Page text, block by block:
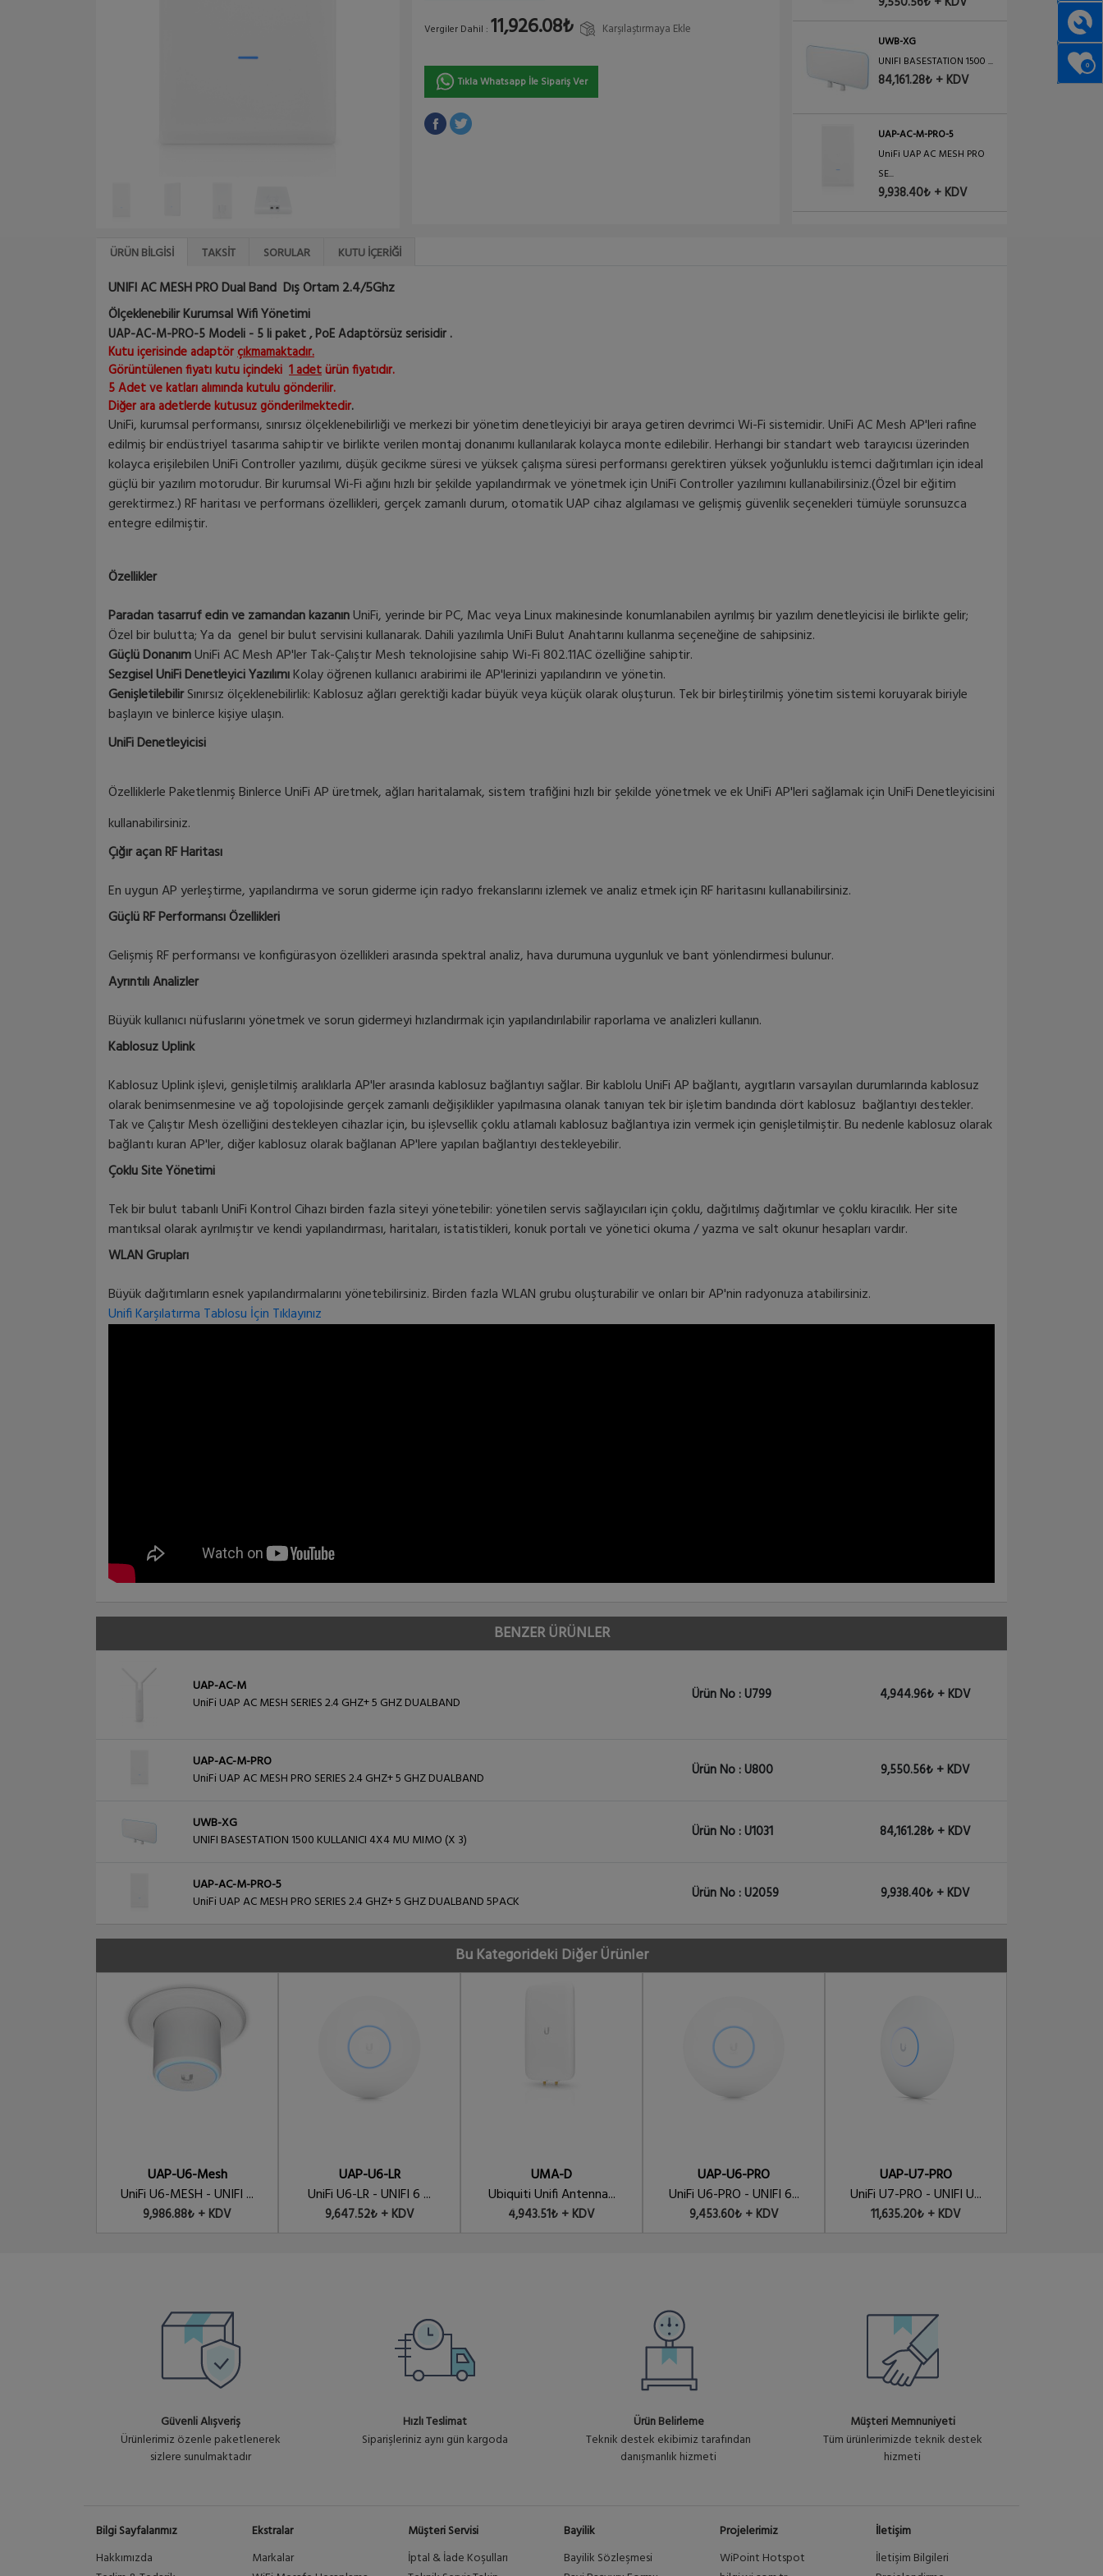
0
Vergiler Dahil : 11,926.08₺ Karşılaştırmaya Ekle
Tıkla Whatsapp İle Sipariş Ver
UWB-XG
UNIFI BASESTATION 1500 ...
84,161.28₺ + KDV
UAP-AC-M-PRO-5
UniFi UAP AC MESH PRO
SE...
9,938.40₺ + KDV
ÜRÜN BILGISI TAKSIT SORULAR KUTU İÇERIĞI
UNIFI AC MESH PRO Dual Band Dış Ortam 2.4/5Ghz
Ölçeklenebilir Kurumsal Wifi Yönetimi
UAP-AC-M-PRO-5 Modeli - 5 li paket , PoE Adaptörsüz serisidir .
Kutu içerisinde adaptörçıkmamaktadır.
Görüntülenen fiyatı kutu içindeki 1 adetürün fiyatıdır.
5 Adet ve katları alımında kutulu gönderilir.
Diğer ara adetlerde kutusuz gönderilmektedir.
UniFi, kurumsal performansı, sınırsız ölçeklenebilirliği ve merkezi bir yönetim denetleyiciyi bir araya getiren devrimci Wi-Fi sistemidir. UniFi AC Mesh AP'leri rafine
edilmiş bir endüstriyel tasarıma sahiptir ve birlikte verilen montaj donanımı kullanılarak kolayca monte edilebilir. Herhangi bir standart web tarayıcısı üzerinden
kolayca erişilebilen UniFi Controller yazılımı, düşük gecikme süresi ve yüksek çalışma süresi performansı gerektiren yüksek yoğunluklu istemci dağıtımları için ideal
güçlü bir yazılım motorudur. Bir kurumsal Wi-Fi ağını hızlı bir şekilde yapılandırmak ve yönetmek için UniFi Controller yazılımını kullanabilirsiniz.(Özel bir eğitim
gerektirmez.) RF haritası ve performans özellikleri, gerçek zamanlı durum, otomatik UAP cihaz algılaması ve gelişmiş güvenlik seçenekleri tümüyle sorunsuzca
entegre edilmiştir.
Özellikler
Paradan tasarruf edin ve zamandan kazanınUniFi, yerinde bir PC, Mac veya Linux makinesinde konumlanabilen ayrılmış bir yazılım denetleyicisi ile birlikte gelir;
Özel bir bulutta; Ya da genel bir bulut servisini kullanarak. Dahili yazılımla UniFi Bulut Anahtarını kullanma seçeneğine de sahipsiniz.
Güçlü DonanımUniFi AC Mesh AP'ler Tak-Çalıştır Mesh teknolojisine sahip Wi-Fi 802.11AC özelliğine sahiptir.
Sezgisel UniFi Denetleyici YazılımıKolay öğrenen kullanıcı arabirimi ile AP'lerinizi yapılandırın ve yönetin.
GenişletilebilirSınırsız ölçeklenebilirlik: Kablosuz ağları gerektiği kadar büyük veya küçük olarak oluşturun. Tek bir birleştirilmiş yönetim sistemi koruyarak biriyle
başlayın ve binlerce kişiye ulaşın.
UniFi Denetleyicisi
Özelliklerle Paketlenmiş Binlerce UniFi AP üretmek, ağları haritalamak, sistem trafiğini hızlı bir şekilde yönetmek ve ek UniFi AP'leri sağlamak için UniFi Denetleyicisini
kullanabilirsiniz.
Çığır açan RF Haritası
En uygun AP yerleştirme, yapılandırma ve sorun giderme için radyo frekanslarını izlemek ve analiz etmek için RF haritasını kullanabilirsiniz.
Güçlü RF Performansı Özellikleri
Gelişmiş RF performansı ve konfigürasyon özellikleri arasında spektral analiz, hava durumuna uygunluk ve bant yönlendirmesi bulunur.
Ayrıntılı Analizler
Büyük kullanıcı nüfuslarını yönetmek ve sorun gidermeyi hızlandırmak için yapılandırılabilir raporlama ve analizleri kullanın.
Kablosuz Uplink
Kablosuz Uplink işlevi, genişletilmiş aralıklarla AP'ler arasında kablosuz bağlantıyı sağlar. Bir kablolu UniFi AP bağlantı, aygıtların varsayılan durumlarında kablosuz
olarak benimsenmesine ve ağ topolojisinde gerçek zamanlı değişiklikler yapılmasına olanak tanıyan tek bir işletim bandında dört kablosuz bağlantıyı destekler.
Tak ve Çalıştır Mesh özelliğini destekleyen cihazlar için, bu işlevsellik çoklu atlamalı kablosuz bağlantıya izin vermek için genişletilmiştir. Bu nedenle kablosuz olarak
bağlantı kuran AP'ler, diğer kablosuz olarak bağlanan AP'lere yapılan bağlantıyı destekleyebilir.
Çoklu Site Yönetimi
Tek bir bulut tabanlı UniFi Kontrol Cihazı birden fazla siteyi yönetebilir: yönetilen servis sağlayıcıları için çoklu, dağıtılmış dağıtımlar ve çoklu kiracılık. Her site
mantıksal olarak ayrılmıştır ve kendi yapılandırması, haritaları, istatistikleri, konuk portalı ve yönetici okuma / yazma ve salt okunur hesapları vardır.
WLAN Grupları
Büyük dağıtımların esnek yapılandırmalarını yönetebilirsiniz. Birden fazla WLAN grubu oluşturabilir ve onları bir AP'nin radyonuza atabilirsiniz.
Unifi Karşılatırma Tablosu İçin Tıklayınız
BENZER ÜRÜNLER
UAP-AC-M
UniFi UAP AC MESH SERIES 2.4 GHZ+ 5 GHZ DUALBAND
Ürün No : U799 4,944.96₺ + KDV
UAP-AC-M-PRO
UniFi UAP AC MESH PRO SERIES 2.4 GHZ+ 5 GHZ DUALBAND
Ürün No : U800 9,550.56₺ + KDV
UWB-XG
UNIFI BASESTATION 1500 KULLANICI 4X4 MU MIMO (X 3)
Ürün No : U1031 84,161.28₺ + KDV
UAP-AC-M-PRO-5
UniFi UAP AC MESH PRO SERIES 2.4 GHZ+ 5 GHZ DUALBAND 5PACK
Ürün No : U2059 9,938.40₺ + KDV
Bu Kategorideki Diğer Ürünler
UAP-U6-Mesh
UniFi U6-MESH - UNIFI ...
9,986.88₺ + KDV
UAP-U6-LR
UniFi U6-LR - UNIFI 6 ...
9,647.52₺ + KDV
UMA-D
Ubiquiti Unifi Antenna...
4,943.51₺ + KDV
UAP-U6-PRO
UniFi U6-PRO - UNIFI 6...
9,453.60₺ + KDV
UAP-U7-PRO
UniFi U7-PRO - UNIFI U...
11,635.20₺ + KDV
Güvenli Alışveriş
Ürünlerimiz özenle paketlenerek
sizlere sunulmaktadır
Hızlı Teslimat
Siparişleriniz aynı gün kargoda
Ürün Belirleme
Teknik destek ekibimiz tarafından
danışmanlık hizmeti
Müşteri Memnuniyeti
Tüm ürünlerimizde teknik destek
hizmeti
Bilgi Sayfalarımız
Hakkımızda
Ekstralar
Markalar
Müşteri Servisi
İptal & İade Koşulları
Bayilik
Bayilik Sözleşmesi
Projelerimiz
WiPoint Hotspot
İletişim
İletişim Bilgileri